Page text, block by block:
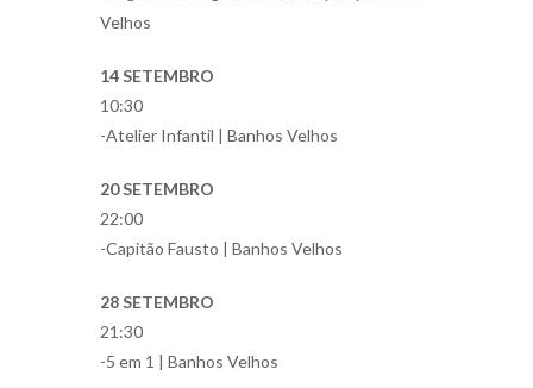
Velhos
14 SETEMBRO
10:30
-Atelier Infantil | Banhos Velhos
20 SETEMBRO
22:00
-Capitão Fausto | Banhos Velhos
28 SETEMBRO
21:30
-5 em 1 | Banhos Velhos